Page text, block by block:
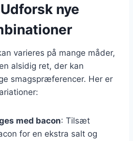
nye
varieres på mange måder,
alsidig ret, der kan
smagspræferencer. Her er
med bacon: Tilsæt
for en ekstra salt og